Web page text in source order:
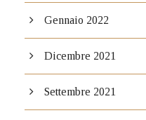
Gennaio 2022
Dicembre 2021
Settembre 2021